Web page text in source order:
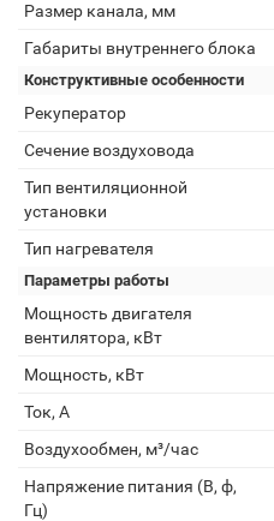
Размер канала, мм
Габариты внутреннего блока
Конструктивные особенности
Рекуператор
Сечение воздуховода
Тип вентиляционной
установки
Тип нагревателя
Параметры работы
Мощность двигателя
вентилятора, кВт
Мощность, кВт
Ток, А
Воздухообмен, м³/час
Напряжение питания (В, ф,
Гц)